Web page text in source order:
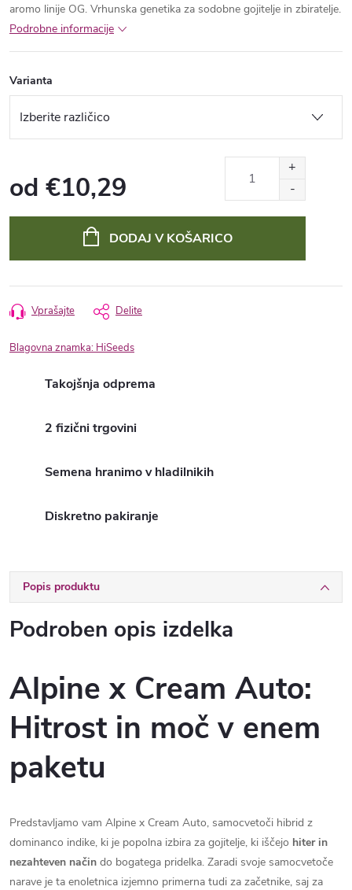
aromo linije OG. Vrhunska genetika za sodobne gojitelje in zbiratelje.
Podrobne informacije
Varianta
od €10,29
DODAJ V KOŠARICO
Vprašajte Delite
Blagovna znamka: HiSeeds
Takojšnja odprema
2 fizični trgovini
Semena hranimo v hladilnikih
Diskretno pakiranje
Popis produktu
Podroben opis izdelka
Alpine x Cream Auto:
Hitrost in moč v enem
paketu
Predstavljamo vam Alpine x Cream Auto, samocvetoči hibrid z
dominanco indike, ki je popolna izbira za gojitelje, ki iščejo hiter in
nezahteven način do bogatega pridelka. Zaradi svoje samocvetoče
narave je ta enoletnica izjemno primerna tudi za začetnike, saj za